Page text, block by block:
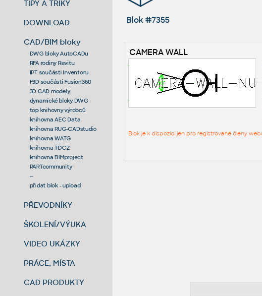
TIPY A TRIKY
DOWNLOAD
CAD/BIM bloky
DWG bloky AutoCADu
RFA rodiny Revitu
IPT součásti Inventoru
F3D součásti Fusion360
3D CAD modely
dynamické bloky DWG
top knihovny výrobců
knihovna AEC Data
knihovna RUG-CADstudio
knihovna WATG
knihovna TDCZ
knihovna BIMproject
PARTcommunity
--
přidat blok - upload
PŘEVODNÍKY
ŠKOLENÍ/VÝUKA
VIDEO UKÁZKY
PRÁCE, MÍSTA
CAD PRODUKTY
Blok #7355
CAMERA WALL
Blok je k dispozici jen pro registrované členy